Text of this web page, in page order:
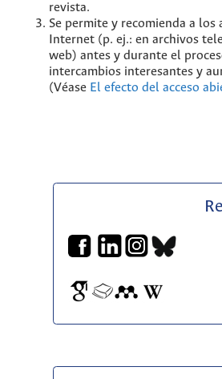
revista.
Se permite y recomienda a
Internet (p. ej.: en archivos
web) antes y durante el
intercambios interesantes y
(Véase El efecto del acceso